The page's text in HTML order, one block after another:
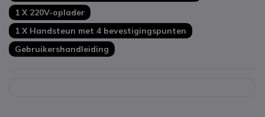
1 X 220V-oplader
1 X Handsteun met 4 bevestigingspunten
Gebruikershandleiding